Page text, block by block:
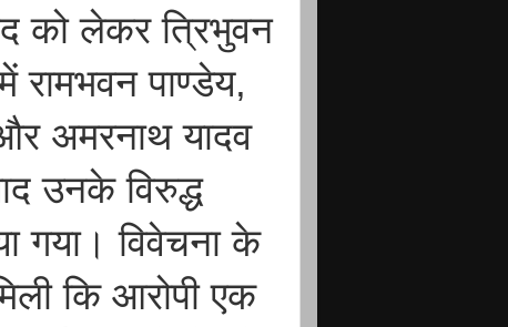
को लेकर त्रिभुवन
रामभवन पाण्डेय,
अमरनाथ यादव
उनके विरुद्ध
गया। विवेचना के
कि आरोपी एक